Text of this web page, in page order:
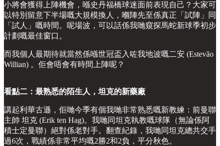
小將會獲得上陣機會，喺史丹福橋球迷面前表現自己？大家可
以特別留意下半場嘅大規模換人，嗰陣先至係真正「試陣」同
「試人」嘅時間。呢場波，可以話係我哋窺探馬蛇新球季初步
計劃嘅最佳窗口。
而我個人最期待就當然係喺世冠盃入咗我地波嘅二安 (Estevão
Willian) 。佢會唔會有時間上陣呢？
看點二：最熟悉的陌生人，坦克的新藥廠
講起利華古遜，佢哋今季有個我哋非常熟悉嘅新教練：前曼聯
主帥 坦克 (Erik ten Hag)。我哋同坦克執教嘅球隊（無論係阿
積士定曼聯）絕對係老對手。翻查紀錄，我哋同坦克總共交手
過6次，戰績係非常平均嘅2勝2和2負，平分秋色。